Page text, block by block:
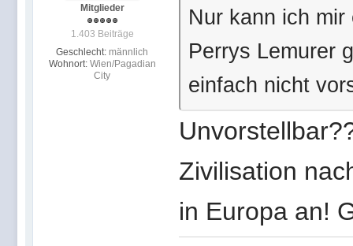
Mitglieder
1.403 Beiträge
Geschlecht: männlich
Wohnort: Wien/Pagadian
City
Nur kann ich
Perrys Lemurer
einfach nicht
Zivilisation
in Europa an!